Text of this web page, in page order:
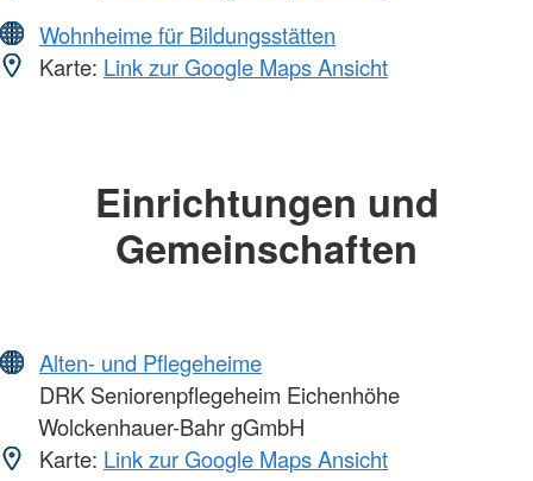
Wohnheime für Bildungsstätten
Karte: Link zur Google Maps Ansicht
Einrichtungen und
Gemeinschaften
Alten- und Pflegeheime
DRK Seniorenpflegeheim Eichenhöhe
Wolckenhauer-Bahr gGmbH
Karte: Link zur Google Maps Ansicht